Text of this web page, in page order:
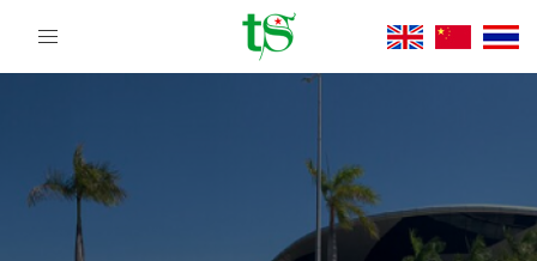
Tour